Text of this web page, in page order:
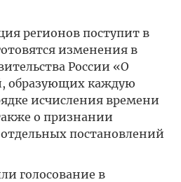
регионов поступит в
изменения в
России «О
образующих каждую
исчисления времени
о признании
постановлений
голосование в